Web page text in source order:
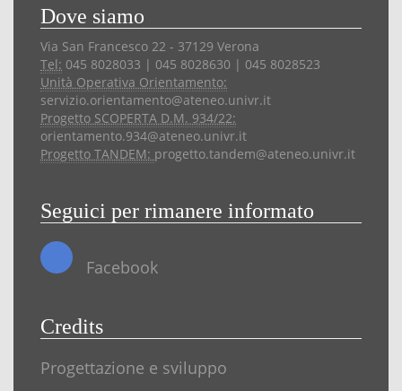
Dove siamo
Via San Francesco 22 - 37129 Verona
Tel: 045 8028033 | 045 8028630 | 045 8028523
Unità Operativa Orientamento:
servizio.orientamento@ateneo.univr.it
Progetto SCOPERTA D.M. 934/22:
orientamento.934@ateneo.univr.it
Progetto TANDEM: progetto.tandem@ateneo.univr.it
Seguici per rimanere informato
Facebook
Credits
Progettazione e sviluppo